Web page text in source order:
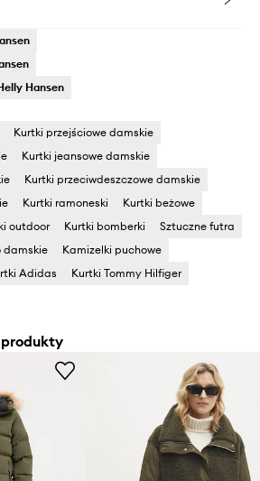
Hansen
Kurtki przejściowe damskie
Kurtki jeansowe damskie
Kurtki przeciwdeszczowe damskie
Kurtki ramoneski
Kurtki beżowe
outdoor Kurtki bomberki
Sztuczne futra
damskie
Kamizelki puchowe
Adidas
Kurtki Tommy Hilfiger